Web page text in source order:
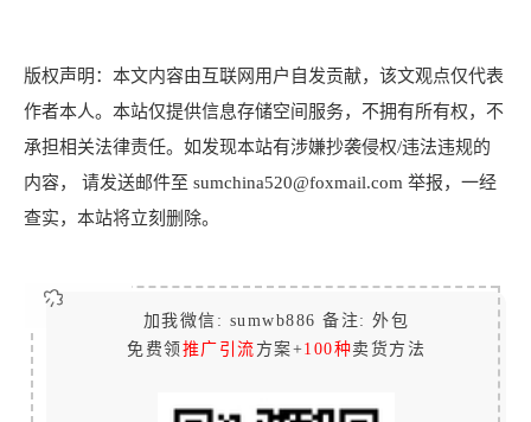
版权声明：本文内容由互联网用户自发贡献，该文观点仅代表
作者本人。本站仅提供信息存储空间服务，不拥有所有权，不
承担相关法律责任。如发现本站有涉嫌抄袭侵权/违法违规的
内容， 请发送邮件至 sumchina520@foxmail.com 举报，一经
查实，本站将立刻删除。
加我微信: sumwb886 备注: 外包
免费领 推广引流 方案+100种卖货方法